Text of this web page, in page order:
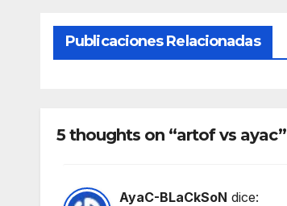
Publicaciones Relacionadas
5 thoughts on “artof vs ayac”
AyaC-BLaCkSoN dice: